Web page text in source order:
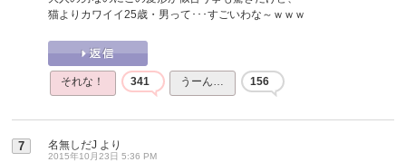
猫よりカワイイ25歳・男って･･･すごいわな～ｗｗｗ
それな！ 341 うーん… 156
7 名無しだJ より
2015年10月23日 5:36 PM